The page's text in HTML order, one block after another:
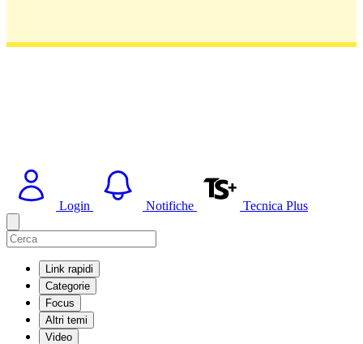
Login Notifiche Tecnica Plus
Link rapidi
Categorie
Focus
Altri temi
Video